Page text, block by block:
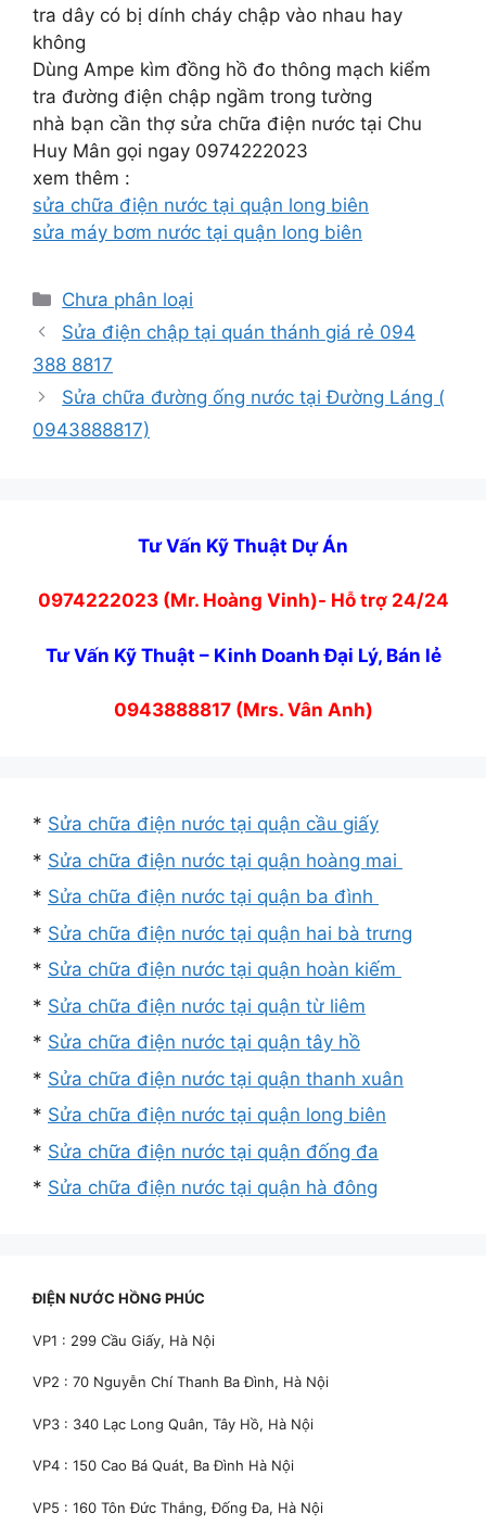
tra dây có bị dính cháy chập vào nhau hay
không
Dùng Ampe kìm đồng hồ đo thông mạch kiểm
tra đường điện chập ngầm trong tường
nhà bạn cần thợ sửa chữa điện nước tại Chu
Huy Mân gọi ngay 0974222023
xem thêm :
sửa chữa điện nước tại quận long biên
sửa máy bơm nước tại quận long biên
Danh
mục
Chưa phân loại
Sửa điện chập tại quán thánh giá rẻ 094
388 8817
Sửa chữa đường ống nước tại Đường Láng (
0943888817)
Tư Vấn Kỹ Thuật Dự Án
0974222023 (Mr. Hoàng Vinh)- Hỗ trợ 24/24
Tư Vấn Kỹ Thuật – Kinh Doanh Đại Lý, Bán lẻ
0943888817 (Mrs. Vân Anh)
* Sửa chữa điện nước tại quận cầu giấy
* Sửa chữa điện nước tại quận hoàng mai
* Sửa chữa điện nước tại quận ba đình
* Sửa chữa điện nước tại quận hai bà trưng
* Sửa chữa điện nước tại quận hoàn kiếm
* Sửa chữa điện nước tại quận từ liêm
* Sửa chữa điện nước tại quận tây hồ
* Sửa chữa điện nước tại quận thanh xuân
* Sửa chữa điện nước tại quận long biên
* Sửa chữa điện nước tại quận đống đa
* Sửa chữa điện nước tại quận hà đông
ĐIỆN NƯỚC HỒNG PHÚC
VP1 : 299 Cầu Giấy, Hà Nội
VP2 : 70 Nguyễn Chí Thanh Ba Đình, Hà Nội
VP3 : 340 Lạc Long Quân, Tây Hồ, Hà Nội
VP4 : 150 Cao Bá Quát, Ba Đình Hà Nội
VP5 : 160 Tôn Đức Thắng, Đống Đa, Hà Nội